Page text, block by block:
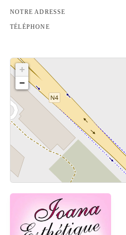
NOTRE ADRESSE
TÉLÉPHONE
+
−